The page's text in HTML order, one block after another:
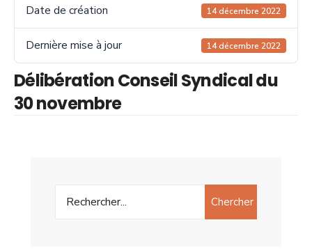
Date de création 14 décembre 2022
Dernière mise à jour 14 décembre 2022
Délibération Conseil Syndical du
30 novembre
Chercher